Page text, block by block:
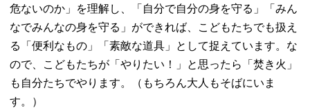
危ないのか」を理解し、「自分で自分の身を守る」「みん
なでみんなの身を守る」ができれば、こどもたちでも扱え
る「便利なもの」「素敵な道具」として捉えています。な
ので、こどもたちが「やりたい！」と思ったら「焚き火」
も自分たちでやります。（もちろん大人もそばにいま
す。）